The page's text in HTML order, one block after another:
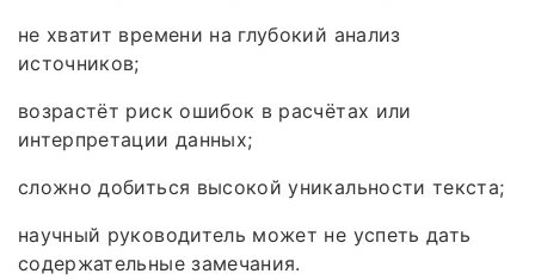
не хватит времени на глубокий анализ
источников;
возрастёт риск ошибок в расчётах или
интерпретации данных;
сложно добиться высокой уникальности текста;
научный руководитель может не успеть дать
содержательные замечания.